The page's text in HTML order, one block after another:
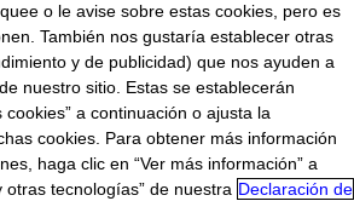
OPCIONES DE COMPRA
o le avise sobre estas cookies, pero es
También nos gustaría establecer otras
y de publicidad) que nos ayuden a
nuestro sitio. Estas se establecerán
a continuación o ajusta la
cookies. Para obtener más información
haga clic en “Ver más información” a
tecnologías” de nuestra Declaración de